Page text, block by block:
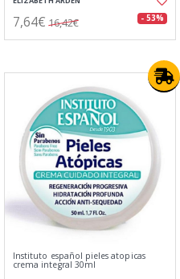
7,64€ 16,42€ - 53%
Instituto español pieles atopicas
crema integral 30ml